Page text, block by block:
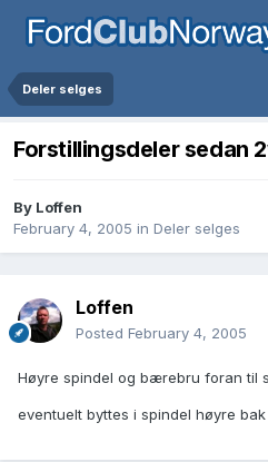
Deler selges
Forstillingsdeler sedan
By Loffen
February 4, 2005 in Deler selges
Loffen
Posted February 4, 2005
Høyre spindel og bærebru foran til
eventuelt byttes i spindel høyre bak